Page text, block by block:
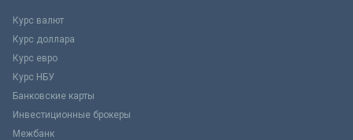
Курс валют
Курс доллара
Курс евро
Курс НБУ
Банковские карты
Инвестиционные брокеры
Межбанк